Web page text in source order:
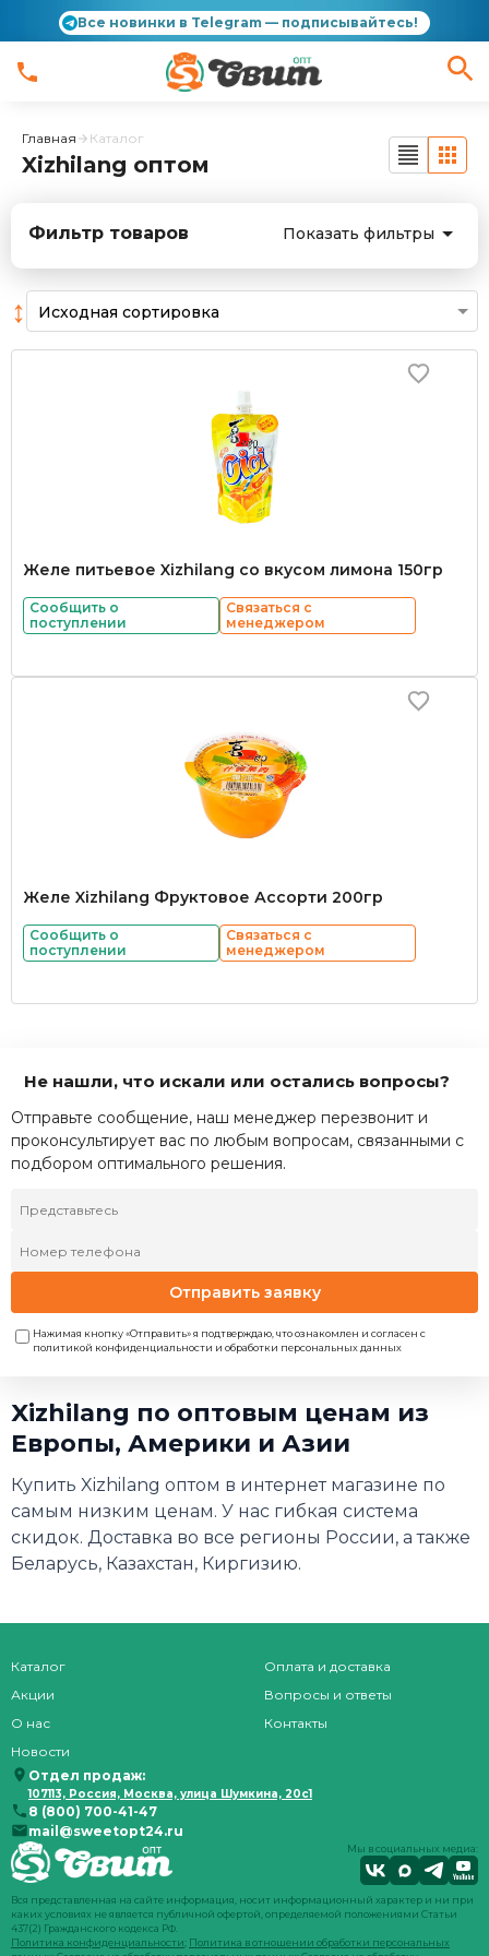
Все новинки в Telegram — подписывайтесь!
Главная Каталог
Xizhilang оптом
Фильтр товаров Показать фильтры
↕
Желе питьевое Xizhilang со вкусом лимона 150гр
Сообщить о
поступлении
Связаться с
менеджером
Желе Xizhilang Фруктовое Ассорти 200гр
Сообщить о
поступлении
Связаться с
менеджером
Не нашли, что искали или остались вопросы?
Отправьте сообщение, наш менеджер перезвонит и
проконсультирует вас по любым вопросам, связанными с
подбором оптимального решения.
Отправить заявку
Нажимая кнопку «Отправить» я подтверждаю, что ознакомлен и согласен с
политикой конфиденциальности и обработки персональных данных
Xizhilang по оптовым ценам из
Европы, Америки и Азии
Купить Xizhilang оптом в интернет магазине по
самым низким ценам. У нас гибкая система
скидок. Доставка во все регионы России, а также
Беларусь, Казахстан, Киргизию.
Каталог
Акции
О нас
Новости
Оплата и доставка
Вопросы и ответы
Контакты
Отдел продаж:
107113, Россия, Москва, улица Шумкина, 20с1
8 (800) 700-41-47
mail@sweetopt24.ru
Мы в социальных медиа:
Вся представленная на сайте информация, носит информационный характер и ни при
каких условиях не является публичной офертой, определяемой положениями Статьи
437(2) Гражданского кодекса РФ.
Политика конфиденциальности; Политика в отношении обработки персональных